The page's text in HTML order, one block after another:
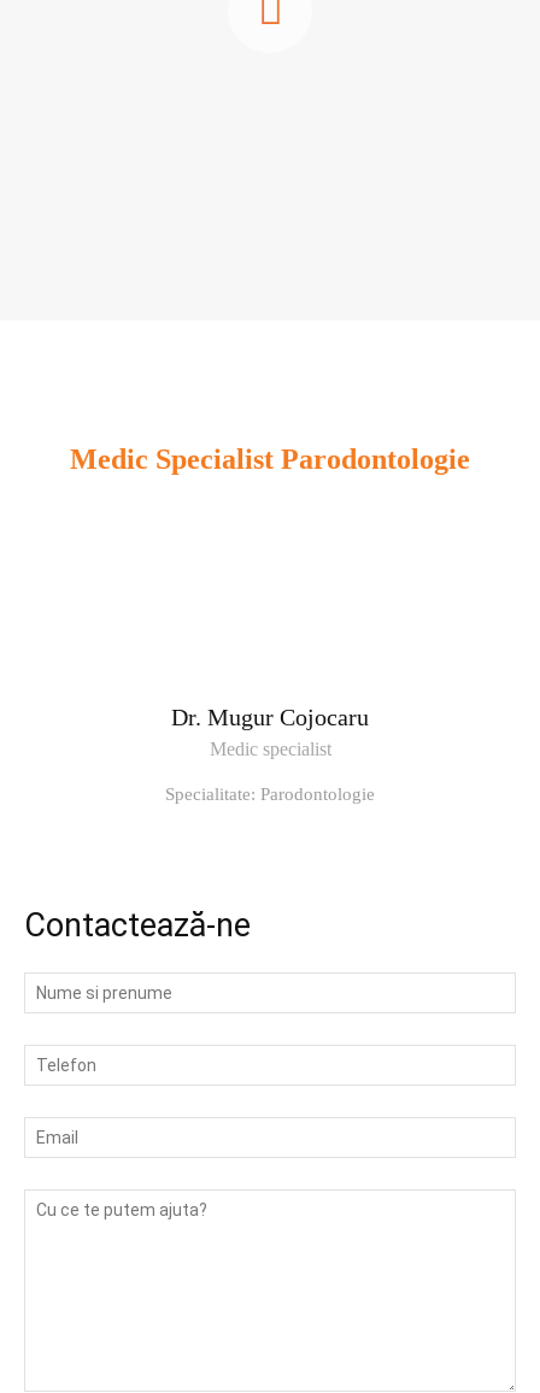
Medic Specialist Parodontologie
Dr. Mugur Cojocaru
Medic specialist
Specialitate: Parodontologie
Contactează-ne